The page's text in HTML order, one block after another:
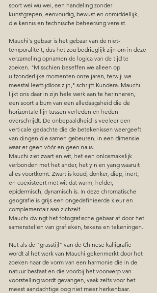
soort wei wu wei, een handeling zonder
kunstgrepen, eenvoudig, bewust en onmiddellijk,
die kennis en technische beheersing vereist.
Mauchi's gebaar is het gebaar van de niet-
temporaliteit, dus het zou bedrieglijk zijn om in deze
verzameling opnamen de logica van de tijd te
zoeken. "Misschien beseffen we alleen op
uitzonderlijke momenten onze jaren, terwijl we
meestal leeftijdloos zijn," schrijft Kundera. Mauchi
lijkt ons daar in zijn hele werk aan te herinneren,
een soort album van een alledaagsheid die de
horizontale lijn tussen verleden en heden
overschrijdt. De onbepaaldheid is veeleer een
verticale gedachte die de betekenissen weergeeft
van dingen die samen gebeuren, in een dimensie
waar er geen vóór en geen na is.
Mauchi ziet zwart en wit, het een onlosmakelijk
verbonden met het ander, het yin en yang waaruit
alles voortkomt. Zwart is koud, donker, diep, inert,
en coëxisteert met wit dat warm, helder,
epidermisch, dynamisch is. In deze chromatische
geografie is grijs een ongedefinieerde kleur en
complementair aan zichzelf.
Mauchi dwingt het fotografische gebaar af door het
samenstellen van grafieken, tekens en tekeningen.
Net als de "grasstijl" van de Chinese kalligrafie
wordt al het werk van Mauchi gekenmerkt door het
zoeken naar de vorm van een harmonie die in de
natuur bestaat en die voorbij het voorwerp van
voorstelling wordt gevangen, vaak zelfs voor het
meest aandachtige oog niet meer herkenbaar.